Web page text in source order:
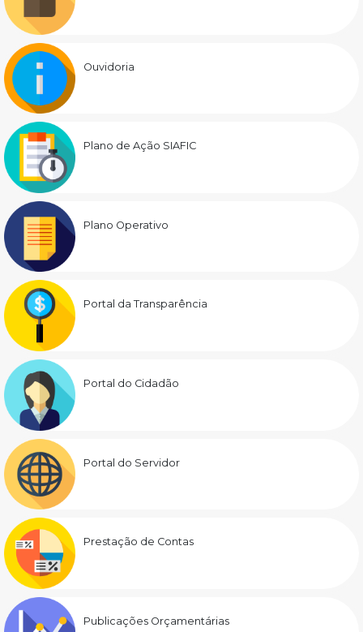
Ouvidoria
Plano de Ação SIAFIC
Plano Operativo
Portal da Transparência
Portal do Cidadão
Portal do Servidor
Prestação de Contas
Publicações Orçamentárias